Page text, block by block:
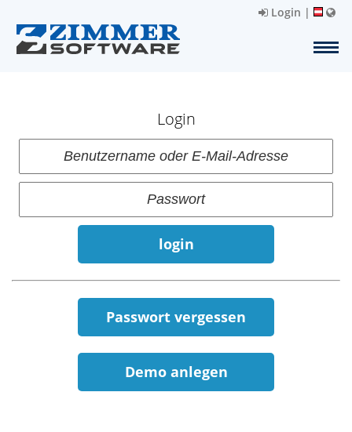
Login |
Login
login
Passwort vergessen
Demo anlegen